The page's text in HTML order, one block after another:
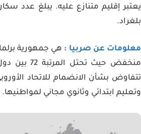
بلغراد.
معلومات عن صربيا : هي جمهورية
منخفض
وتعليم ابتدائي وثانوي مجاني لمواطنيها.